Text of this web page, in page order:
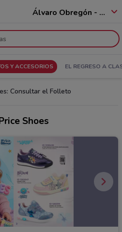
Álvaro Obregón - 01520
Y ACCESORIOS EL REGRESO A
Consultar el Folleto
Shoes